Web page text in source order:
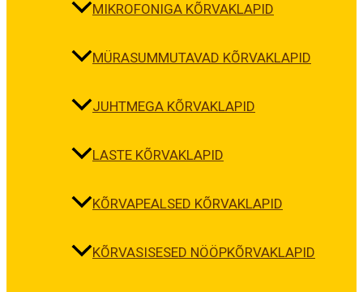
MIKROFONIGA KÕRVAKLAPID
MÜRASUMMUTAVAD KÕRVAKLAPID
JUHTMEGA KÕRVAKLAPID
LASTE KÕRVAKLAPID
KÕRVAPEALSED KÕRVAKLAPID
KÕRVASISESED NÖÖPKÕRVAKLAPID